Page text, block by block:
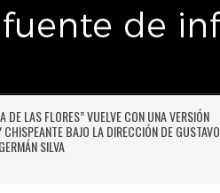
DE LAS FLORES” VUELVE CON UNA VERSIÓN
CHISPEANTE BAJO LA DIRECCIÓN DE GUSTAVO
SILVA